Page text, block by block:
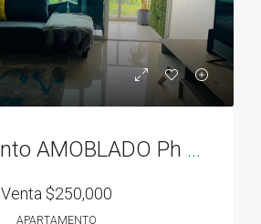
Apartamento AMOBLADO Ph Residencias del Sol acceso directo al Parque Omar
Venta $250,000
APARTAMENTO